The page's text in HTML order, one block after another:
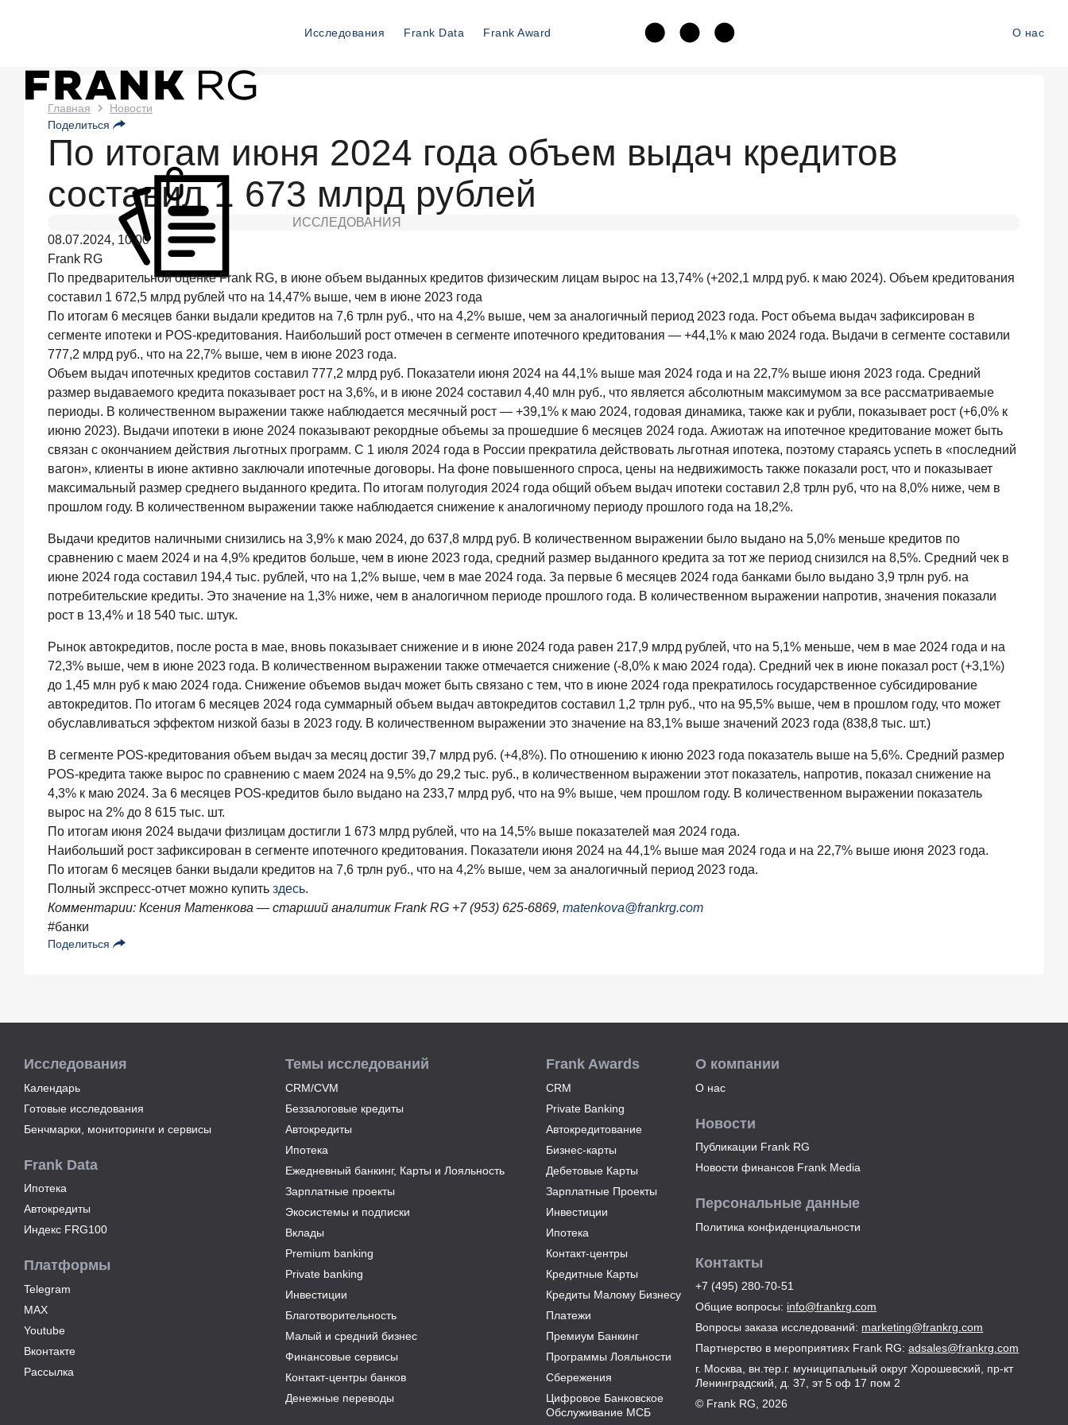
Исследования Frank Data Frank Award О нас
Новости
Frank
RG
Вчера
ИССЛЕДОВАНИЕ
итогам
июля
2026
выдач
кредитов
составил
1
млрд
руб.
Три
дня
назад
ИССЛЕДОВАНИЕ
Клиентский
компании
МСБ
при
смене
руководителя
в
обслуживания
июля
года
ИССЛЕДОВАНИЕ
в
России:
итоги
июня
2026
в
цифрах
22
июля
2026
ИССЛЕДОВАНИЕ
брокерское
существенный
фактор
брокера
2026
чаще
всего
о сберегательных
продуктах
из
в интернете
на
ТВ
Главная
Новости
Поделиться
По итогам июня 2024 года объем выдач кредитов
составил 1 673 млрд рублей
ИССЛЕДОВАНИЯ
08.07.2024, 10:00
Frank RG
По предварительной оценке Frank RG, в июне объем выданных кредитов физическим лицам вырос на 13,74% (+202,1 млрд руб. к маю 2024). Объем кредитования
составил 1 672,5 млрд рублей что на 14,47% выше, чем в июне 2023 года
По итогам 6 месяцев банки выдали кредитов на 7,6 трлн руб., что на 4,2% выше, чем за аналогичный период 2023 года. Рост объема выдач зафиксирован в
сегменте ипотеки и POS-кредитования. Наибольший рост отмечен в сегменте ипотечного кредитования — +44,1% к маю 2024 года. Выдачи в сегменте составили
777,2 млрд руб., что на 22,7% выше, чем в июне 2023 года.
Объем выдач ипотечных кредитов составил 777,2 млрд руб. Показатели июня 2024 на 44,1% выше мая 2024 года и на 22,7% выше июня 2023 года. Средний
размер выдаваемого кредита показывает рост на 3,6%, и в июне 2024 составил 4,40 млн руб., что является абсолютным максимумом за все рассматриваемые
периоды. В количественном выражении также наблюдается месячный рост — +39,1% к маю 2024, годовая динамика, также как и рубли, показывает рост (+6,0% к
июню 2023). Выдачи ипотеки в июне 2024 показывают рекордные объемы за прошедшие 6 месяцев 2024 года. Ажиотаж на ипотечное кредитование может быть
связан с окончанием действия льготных программ. С 1 июля 2024 года в России прекратила действовать льготная ипотека, поэтому стараясь успеть в «последний
вагон», клиенты в июне активно заключали ипотечные договоры. На фоне повышенного спроса, цены на недвижимость также показали рост, что и показывает
максимальный размер среднего выданного кредита. По итогам полугодия 2024 года общий объем выдач ипотеки составил 2,8 трлн руб, что на 8,0% ниже, чем в
прошлом году. В количественном выражении также наблюдается снижение к аналогичному периоду прошлого года на 18,2%.
Выдачи кредитов наличными снизились на 3,9% к маю 2024, до 637,8 млрд руб. В количественном выражении было выдано на 5,0% меньше кредитов по
сравнению с маем 2024 и на 4,9% кредитов больше, чем в июне 2023 года, средний размер выданного кредита за тот же период снизился на 8,5%. Средний чек в
июне 2024 года составил 194,4 тыс. рублей, что на 1,2% выше, чем в мае 2024 года. За первые 6 месяцев 2024 года банками было выдано 3,9 трлн руб. на
потребительские кредиты. Это значение на 1,3% ниже, чем в аналогичном периоде прошлого года. В количественном выражении напротив, значения показали
рост в 13,4% и 18 540 тыс. штук.
Рынок автокредитов, после роста в мае, вновь показывает снижение и в июне 2024 года равен 217,9 млрд рублей, что на 5,1% меньше, чем в мае 2024 года и на
72,3% выше, чем в июне 2023 года. В количественном выражении также отмечается снижение (-8,0% к маю 2024 года). Средний чек в июне показал рост (+3,1%)
до 1,45 млн руб к маю 2024 года. Снижение объемов выдач может быть связано с тем, что в июне 2024 года прекратилось государственное субсидирование
автокредитов. По итогам 6 месяцев 2024 года суммарный объем выдач автокредитов составил 1,2 трлн руб., что на 95,5% выше, чем в прошлом году, что может
обуславливаться эффектом низкой базы в 2023 году. В количественном выражении это значение на 83,1% выше значений 2023 года (838,8 тыс. шт.)
В сегменте POS-кредитования объем выдач за месяц достиг 39,7 млрд руб. (+4,8%). По отношению к июню 2023 года показатель выше на 5,6%. Средний размер
POS-кредита также вырос по сравнению с маем 2024 на 9,5% до 29,2 тыс. руб., в количественном выражении этот показатель, напротив, показал снижение на
4,3% к маю 2024. За 6 месяцев POS-кредитов было выдано на 233,7 млрд руб, что на 9% выше, чем прошлом году. В количественном выражении показатель
вырос на 2% до 8 615 тыс. шт.
По итогам июня 2024 выдачи физлицам достигли 1 673 млрд рублей, что на 14,5% выше показателей мая 2024 года.
Наибольший рост зафиксирован в сегменте ипотечного кредитования. Показатели июня 2024 на 44,1% выше мая 2024 года и на 22,7% выше июня 2023 года.
По итогам 6 месяцев банки выдали кредитов на 7,6 трлн руб., что на 4,2% выше, чем за аналогичный период 2023 года.
Полный экспресс-отчет можно купить здесь.
Комментарии: Ксения Матенкова — старший аналитик Frank RG +7 (953) 625-6869, matenkova@frankrg.com
#банки
Поделиться
Исследования
Календарь
Готовые исследования
Бенчмарки, мониторинги и сервисы
Frank Data
Ипотека
Автокредиты
Индекс FRG100
Платформы
Telegram
MAX
Youtube
Вконтакте
Рассылка
Темы исследований
CRM/CVM
Беззалоговые кредиты
Автокредиты
Ипотека
Ежедневный банкинг, Карты и Лояльность
Зарплатные проекты
Экосистемы и подписки
Вклады
Premium banking
Private banking
Инвестиции
Благотворительность
Малый и средний бизнес
Финансовые сервисы
Контакт-центры банков
Денежные переводы
Frank Awards
CRM
Private Banking
Автокредитование
Бизнес-карты
Дебетовые Карты
Зарплатные Проекты
Инвестиции
Ипотека
Контакт-центры
Кредитные Карты
Кредиты Малому Бизнесу
Платежи
Премиум Банкинг
Программы Лояльности
Сбережения
Цифровое Банковское
Обслуживание МСБ
О компании
О нас
Новости
Публикации Frank RG
Новости финансов Frank Media
Персональные данные
Политика конфиденциальности
Контакты
+7 (495) 280-70-51
Общие вопросы: info@frankrg.com
Вопросы заказа исследований: marketing@frankrg.com
Партнерство в мероприятиях Frank RG: adsales@frankrg.com
г. Москва, вн.тер.г. муниципальный округ Хорошевский, пр-кт
Ленинградский, д. 37, эт 5 оф 17 пом 2
© Frank RG, 2026